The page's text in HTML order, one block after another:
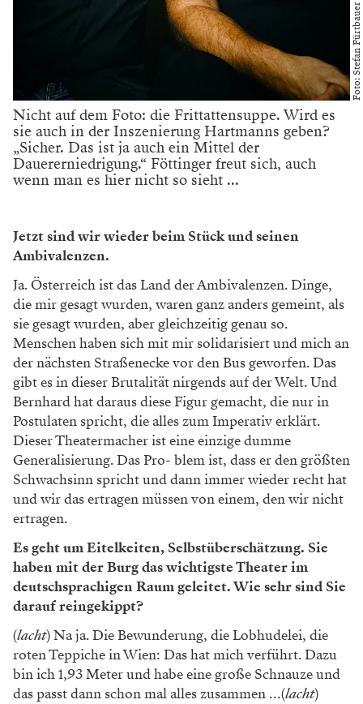
Foto: Stefan Fürtbauer
Nicht auf dem Foto: die Frittattensuppe. Wird es
sie auch in der Inszenierung Hartmanns geben?
„Sicher. Das ist ja auch ein Mittel der
Dauererniedrigung.“ Föttinger freut sich, auch
wenn man es hier nicht so sieht ...
Jetzt sind wir wieder beim Stück und seinen
Ambivalenzen.
Ja. Österreich ist das Land der Ambivalenzen. Dinge,
die mir gesagt wurden, warenganz anders gemeint, als
sie gesagt wurden, aber gleichzeitig genau so.
Menschenhaben sich mit mir solidarisiert und michan
der nächsten Straßenecke vor den Busgeworfen. Das
gibt es in dieser Brutalitätnirgends auf der Welt. Und
Bernhard hatdaraus diese Figur gemacht, die nur in
Postulaten spricht, die alles zum Imperativerklärt.
Dieser Theatermacher ist eineeinzige dumme
Generalisierung. Das Pro- blem ist, dass er den größten
Schwachsinn spricht und dann immer wieder recht hat
und wir das ertragen müssen von einem, den wir nicht
ertragen.
Es geht um Eitelkeiten, Selbstüberschätzung. Sie
haben mit der Burg das wichtigste Theater im
deutschsprachigen Raum geleitet. Wie sehr sind Sie
darauf reingekippt?
(lacht)Na ja. Die Bewunderung, dieLobhudelei, die
roten Teppiche in Wien: Das hat mich verführt. Dazu
bin ich 1,93Meter und habe eine große­ Schnauzeund
das passt dann schon mal alles zusammen …(lacht)